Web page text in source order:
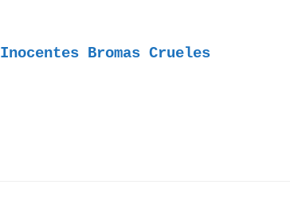
Inocentes Bromas Crueles